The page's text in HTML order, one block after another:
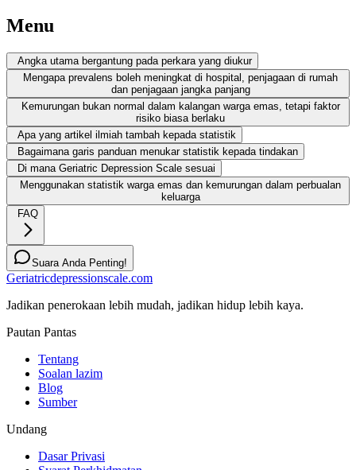
Menu
Angka utama bergantung pada perkara yang diukur
Mengapa prevalens boleh meningkat di hospital, penjagaan di rumah
dan penjagaan jangka panjang
Kemurungan bukan normal dalam kalangan warga emas, tetapi faktor
risiko biasa berlaku
Apa yang artikel ilmiah tambah kepada statistik
Bagaimana garis panduan menukar statistik kepada tindakan
Di mana Geriatric Depression Scale sesuai
Menggunakan statistik warga emas dan kemurungan dalam perbualan
keluarga
FAQ
Suara Anda Penting!
Geriatricdepressionscale.com
Jadikan penerokaan lebih mudah, jadikan hidup lebih kaya.
Pautan Pantas
Tentang
Soalan lazim
Blog
Sumber
Undang
Dasar Privasi